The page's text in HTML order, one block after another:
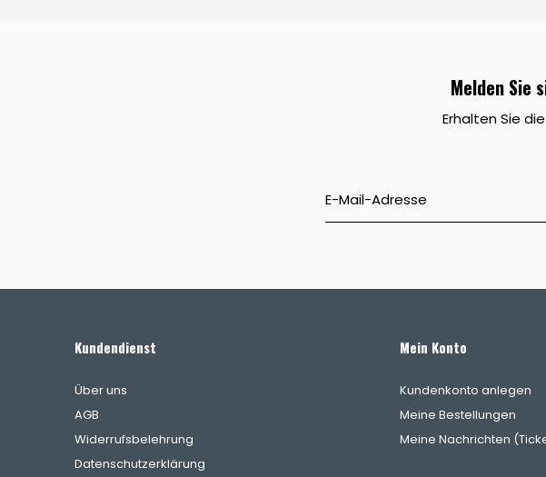
Melden Sie
Erhalten Sie
Kundendienst
Über uns
AGB
Widerrufsbelehrung
Datenschutzerklärung
Mein Konto
Kundenkonto anlegen
Meine Bestellungen
Meine Nachrichten